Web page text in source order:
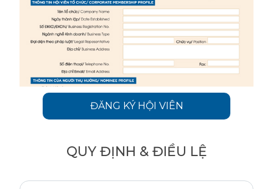
ĐĂNG KÝ HỘI VIÊN
QUY ĐỊNH & ĐIỀU LỆ